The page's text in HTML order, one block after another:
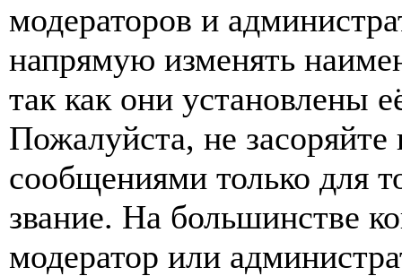
модераторов и
напрямую изменять
так как они установлены
Пожалуйста, не
сообщениями только для
звание. На большинстве
модератор или